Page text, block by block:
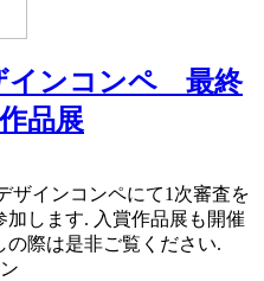
インコンペ 最終
品展
ザインコンペにて1次審査を
します. 入賞作品展も開催
の際は是非ご覧ください.